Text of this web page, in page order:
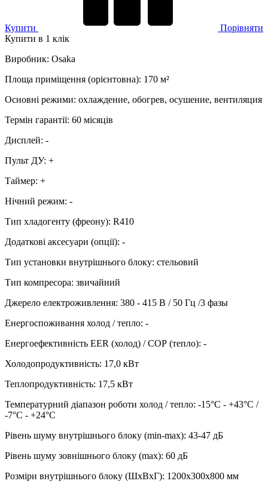
Купити
Порівняти
Купити в 1 клік
Виробник: Osaka
Площа приміщення (орієнтовна): 170 м²
Основні режими: охлаждение, обогрев, осушение, вентиляция
Термін гарантії: 60 місяців
Дисплей: -
Пульт ДУ: +
Таймер: +
Нічний режим: -
Тип хладогенту (фреону): R410
Додаткові аксесуари (опції): -
Тип установки внутрішнього блоку: стельовий
Тип компресора: звичайний
Джерело електроживлення: 380 - 415 В / 50 Гц /3 фазы
Енергоспоживання холод / тепло: -
Енергоефективність EER (холод) / СОР (тепло): -
Холодопродуктивність: 17,0 кВт
Теплопродуктивність: 17,5 кВт
Температурний діапазон роботи холод / тепло: -15°С - +43°С /
-7°С - +24°С
Рівень шуму внутрішнього блоку (min-max): 43-47 дБ
Рівень шуму зовнішнього блоку (max): 60 дБ
Розміри внутрішнього блоку (ШхВхГ): 1200x300x800 мм